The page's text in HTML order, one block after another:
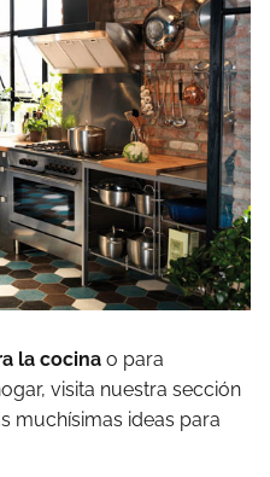
la cocina o para
visita nuestra sección
muchísimas ideas para